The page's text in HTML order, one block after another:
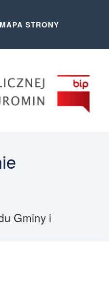
MAPA STRONY
Gminy i